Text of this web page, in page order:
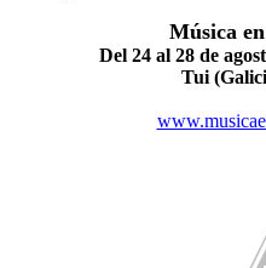
Música
Del 24 al 28 de
Tui